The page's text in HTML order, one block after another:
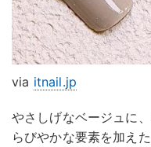
via itnail.jp
やさしげなベージュに
らびやかな要素を加え